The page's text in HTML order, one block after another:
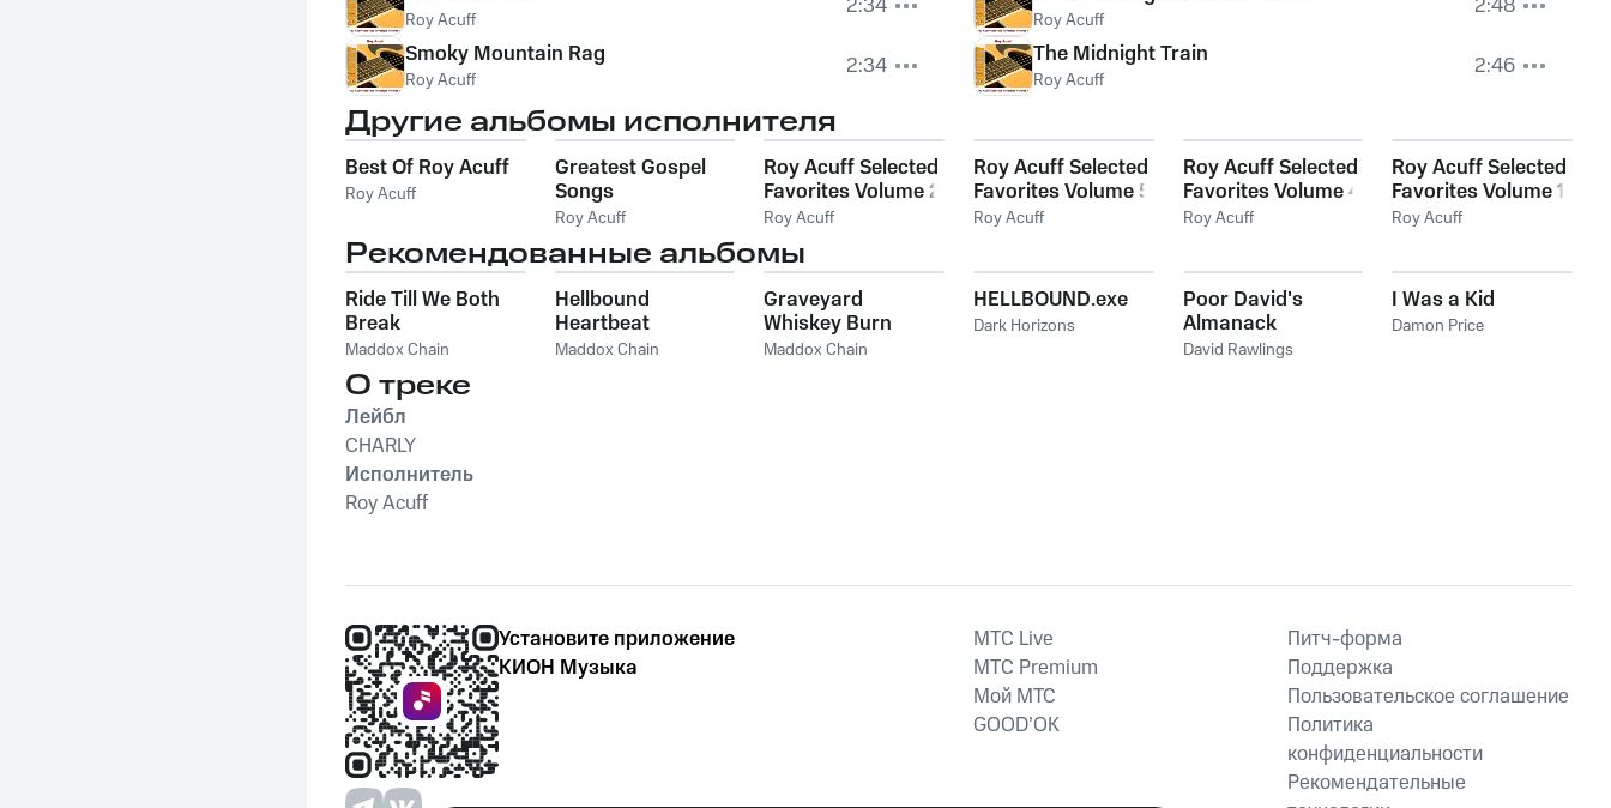
Roy Acuff
2:34
Smoky Mountain Rag
Roy Acuff 2:34
Roy Acuff
2:48
The Midnight Train
Roy Acuff 2:46
Другие альбомы исполнителя
Best Of Roy Acuff
Roy Acuff
Greatest Gospel
Songs
Roy Acuff
Roy Acuff Selected
Favorites Volume 2
Roy Acuff
Roy Acuff Selected
Favorites Volume 5
Roy Acuff
Roy Acuff Selected
Favorites Volume 4
Roy Acuff
Roy Acuff Selected
Favorites Volume 1
Roy Acuff
Рекомендованные альбомы
Ride Till We Both
Break
Maddox Chain
Hellbound
Heartbeat
Maddox Chain
Graveyard
Whiskey Burn
Maddox Chain
HELLBOUND.exe
Dark Horizons
Poor David's
Almanack
David Rawlings
I Was a Kid
Damon Price
О треке
Лейбл
CHARLY
Исполнитель
Roy Acuff
Установите приложение
КИОН Музыка
MTС Live
MTС Premium
Мой МТС
GOOD’OK
Питч-форма
Поддержка
Пользовательское соглашение
Политика
конфиденциальности
Рекомендательные